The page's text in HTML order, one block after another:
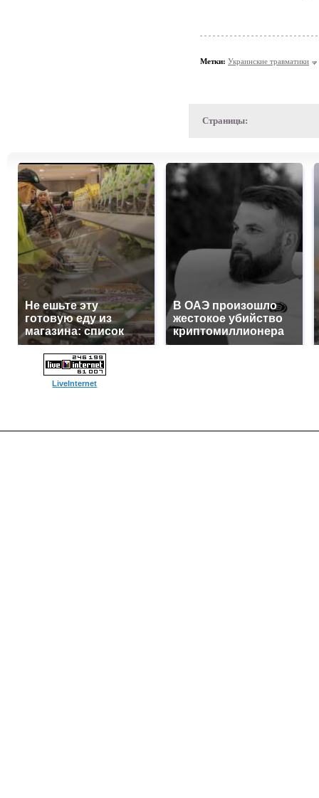
Метки: Украинские травматики
Страницы:
Не ешьте эту
готовую еду из
магазина: список
В ОАЭ произошло
жестокое убийство
криптомиллионера
LiveInternet